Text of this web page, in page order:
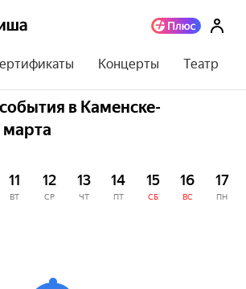
Концерты Театр
в Каменске-
марта
11
ВТ
12
СР
13
ЧТ
14
ПТ
15
СБ
16
ВС
17
ПН